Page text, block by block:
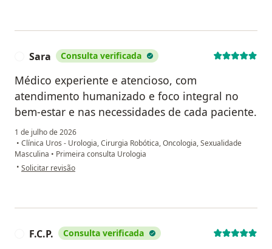
Sara Consulta verificada
Médico experiente e atencioso, com
atendimento humanizado e foco integral no
bem-estar e nas necessidades de cada paciente.
1 de julho de 2026
• Clínica Uros - Urologia, Cirurgia Robótica, Oncologia, Sexualidade
Masculina • Primeira consulta Urologia
• na opinião do utilizador Sara
Solicitar revisão
F.C.P. Consulta verificada